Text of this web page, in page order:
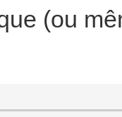
(ou